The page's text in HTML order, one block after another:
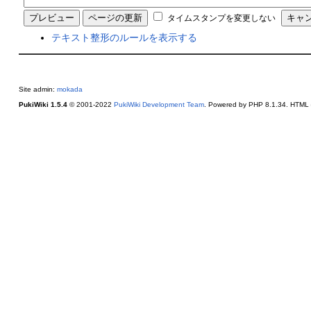
タイムスタンプを変更しない
テキスト整形のルールを表示する
Site admin: mokada
PukiWiki 1.5.4© 2001-2022 PukiWiki Development Team. Powered by PHP 8.1.34. HTML